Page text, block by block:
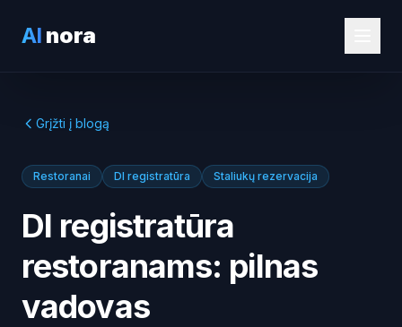
AI nora
Grįžti į blogą
Restoranai DI registratūra Staliukų rezervacija
DI registratūra
restoranams: pilnas
vadovas